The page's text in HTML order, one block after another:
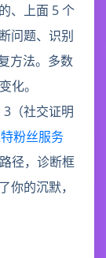
、上面 5 个
问题、识别
方法。多数
化。
（社交证明
粉丝服务
径，诊断框
的沉默，